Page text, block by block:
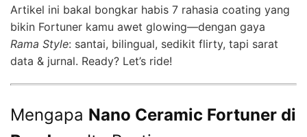
Artikel ini bakal bongkar habis 7 rahasia coating yang
bikin Fortuner kamu awet glowing—dengan gaya
Rama Style: santai, bilingual, sedikit flirty, tapi sarat
data & jurnal. Ready? Let’s ride!
Mengapa Nano Ceramic Fortuner di